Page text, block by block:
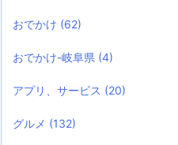
おでかけ (62)
おでかけ-岐阜県 (4)
アプリ、サービス (20)
グルメ (132)